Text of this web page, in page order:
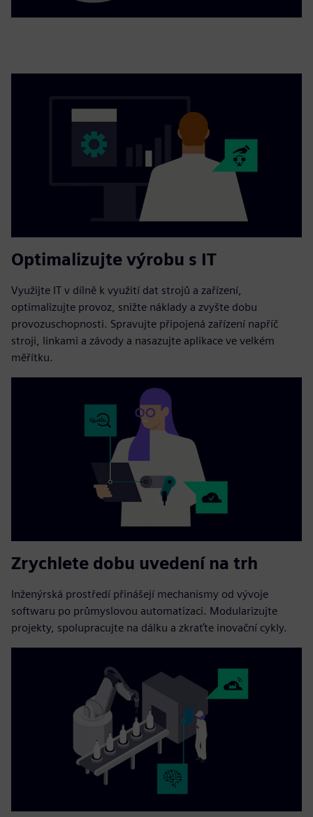
Optimalizujte výrobu s IT
Využijte IT v dílně k využití dat strojů a zařízení,
optimalizujte provoz, snižte náklady a zvyšte dobu
provozuschopnosti. Spravujte připojená zařízení napříč
stroji, linkami a závody a nasazujte aplikace ve velkém
měřítku.
Zrychlete dobu uvedení na trh
Inženýrská prostředí přinášejí mechanismy od vývoje
softwaru po průmyslovou automatizaci. Modularizujte
projekty, spolupracujte na dálku a zkraťte inovační cykly.